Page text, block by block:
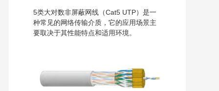
5类大对数非屏蔽网线（Cat5 UTP）是一
种常见的网络传输介质，它的应用场景主
要取决于其性能特点和适用环境。